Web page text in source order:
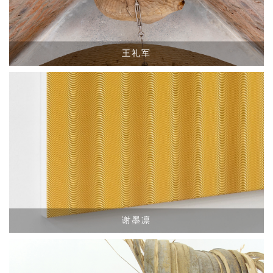
王礼军
谢墨凛